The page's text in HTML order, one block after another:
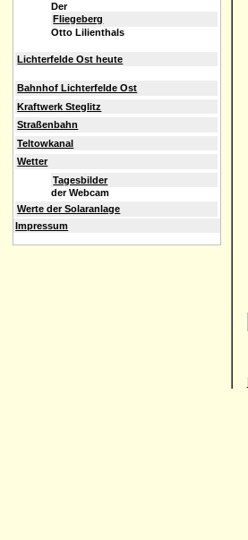
Der
Fliegeberg
Otto Lilienthals
Lichterfelde Ost heute
Bahnhof Lichterfelde Ost
Kraftwerk Steglitz
Straßenbahn
Teltowkanal
Wetter
Tagesbilder
der Webcam
Werte der Solaranlage
Impressum